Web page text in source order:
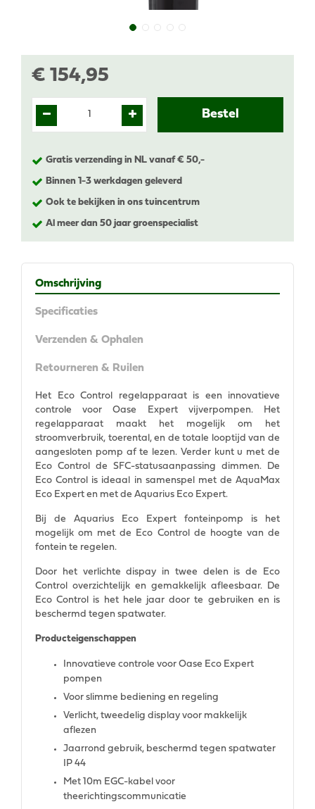
€ 154,95
Gratis verzending in NL vanaf € 50,-
Binnen 1-3 werkdagen geleverd
Ook te bekijken in ons tuincentrum
Al meer dan 50 jaar groenspecialist
Omschrijving
Specificaties
Verzenden & Ophalen
Retourneren & Ruilen
Het Eco Control regelapparaat is een innovatieve
controle voor Oase Expert vijverpompen. Het
regelapparaat maakt het mogelijk om het
stroomverbruik, toerental, en de totale looptijd van de
aangesloten pomp af te lezen. Verder kunt u met de
Eco Control de SFC-statusaanpassing dimmen. De
Eco Control is ideaal in samenspel met de AquaMax
Eco Expert en met de Aquarius Eco Expert.
Bij de Aquarius Eco Expert fonteinpomp is het
mogelijk om met de Eco Control de hoogte van de
fontein te regelen.
Door het verlichte dispay in twee delen is de Eco
Control overzichtelijk en gemakkelijk afleesbaar. De
Eco Control is het hele jaar door te gebruiken en is
beschermd tegen spatwater.
Producteigenschappen
Innovatieve controle voor Oase Eco Expert
pompen
Voor slimme bediening en regeling
Verlicht, tweedelig display voor makkelijk
aflezen
Jaarrond gebruik, beschermd tegen spatwater
IP 44
Met 10m EGC-kabel voor
theerichtingscommunicatie